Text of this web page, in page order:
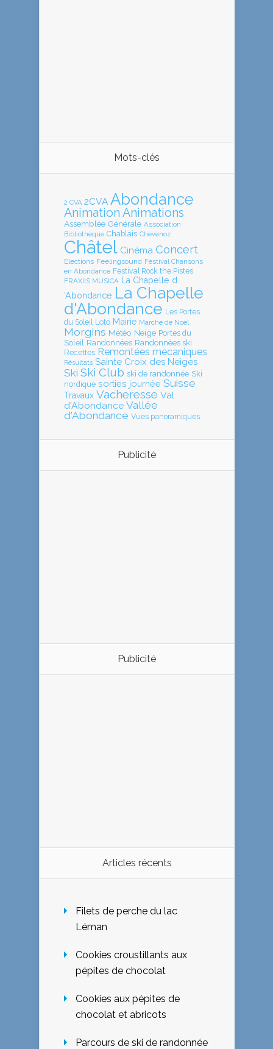
Mots-clés
2 CVA 2CVA Abondance
Animation Animations
Assemblée Générale Association
Bibliothèque Chablais Chevenoz
Châtel Cinéma Concert
Elections Feelingsound Festival Chansons
en Abondance Festival Rock the Pistes
FRAXIIS MUSICA
La Chapelle d
'Abondance La Chapelle
d'Abondance Les Portes
du Soleil
Loto Mairie Marché de Noël
Morgins Météo Neige Portes du
Soleil
Randonnées Randonnées ski
Recettes Remontées mécaniques
Résultats Sainte Croix des Neiges
Ski Ski Club ski de randonnée Ski
nordique sorties journée Suisse
Travaux Vacheresse Val
d'Abondance Vallée
d'Abondance Vues panoramiques
Publicité
Publicité
Articles récents
Filets de perche du lac
Léman
Cookies croustillants aux
pépites de chocolat
Cookies aux pépites de
chocolat et abricots
Parcours de ski de randonnée